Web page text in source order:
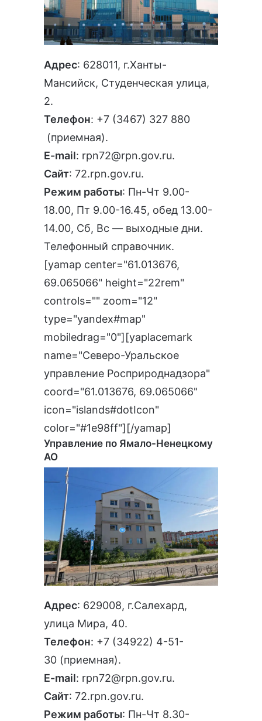
Адрес: 628011, г.Ханты-
Мансийск, Студенческая улица,
2.
Телефон: +7 (3467) 327 880
(приемная).
E-mail: rpn72@rpn.gov.ru.
Сайт: 72.rpn.gov.ru.
Режим работы: Пн-Чт 9.00-
18.00, Пт 9.00-16.45, обед 13.00-
14.00, Сб, Вс — выходные дни.
Телефонный справочник.
[yamap center="61.013676,
69.065066" height="22rem"
controls="" zoom="12"
type="yandex#map"
mobiledrag="0"][yaplacemark
name="Северо-Уральское
управление Росприроднадзора"
coord="61.013676, 69.065066"
icon="islands#dotIcon"
color="#1e98ff"][/yamap]
Управление по Ямало-Ненецкому
АО
Адрес: 629008, г.Салехард,
улица Мира, 40.
Телефон: +7 (34922) 4-51-
30 (приемная).
E-mail: rpn72@rpn.gov.ru.
Сайт: 72.rpn.gov.ru.
Режим работы: Пн-Чт 8.30-